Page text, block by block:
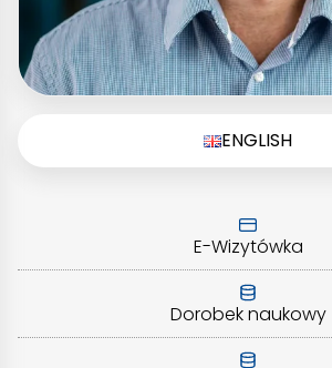
ENGLISH
E-Wizytówka
Dorobek naukowy